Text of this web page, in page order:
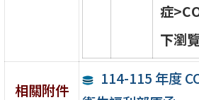
症>C
下瀏
相關附件
114-115 年度